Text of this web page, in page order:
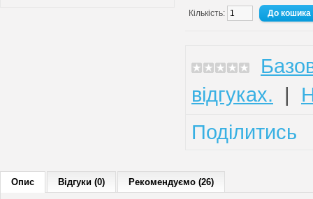
Кількість:
відгуках. |
Поділитись
Опис Відгуки (0) Рекомендуємо (26)